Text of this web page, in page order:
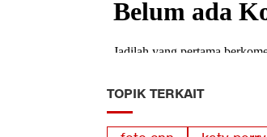
TOPIK TERKAIT